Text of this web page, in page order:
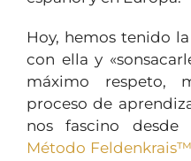
Hoy, hemos tenido
con ella y
máximo respeto,
proceso de
nos fascino
Método Feldenkrais™